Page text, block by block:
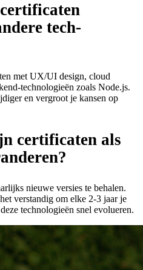
tech-
met UX/UI design, cloud
technologieën zoals Node.js.
en vergroot je kansen op
certificaten als
nieuwe versies te behalen.
verstandig om elke 2-3 jaar je
technologieën snel evolueren.